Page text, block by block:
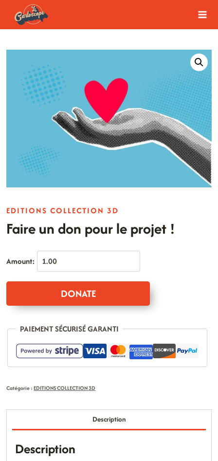
contenu
EDITIONS COLLECTION 3D
Faire un don pour le projet !
Amount:
un
pour
le
!
DONATE
PAIEMENT SÉCURISÉ GARANTI
Catégorie :EDITIONS COLLECTION 3D
Description
Description